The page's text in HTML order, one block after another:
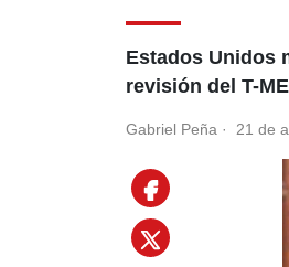
Estados Unidos
revisión del T-
Gabriel Peña · 21 de